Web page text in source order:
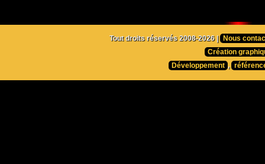
Tout droits réservés 2008-2026 |
Nous
Création
Développement ,